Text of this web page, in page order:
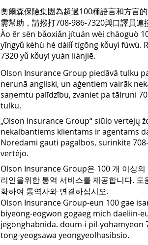
奧爾森保險集團為超過100種語言和方言
需幫助，請撥打708-986-7320與口譯員連
Ào ěr sēn bǎoxiǎn jítuán wèi chāoguò
yīngyǔ kèhù hé dàilǐ tígōng kǒuyì fúwù.
7320 yǔ kǒuyì yuán liánjiē.
Olson Insurance Group piedāvā tulku
nerunā angliski, un aģentiem vairāk
saņemtu palīdzību, zvaniet pa tālruni
tulku.
„Olson Insurance Group“ siūlo vertėjų
nekalbantiems klientams ir agentams
Norėdami gauti pagalbos, surinkite
vertėjo.
Olson Insurance Group은 100 개 이상의
리인을위한 통역 서비스를 제공합니다.
화하여 통역사와 연결하십시오.
Olson Insurance Group-eun 100 gae
biyeong-eogwon gogaeg mich daeliin-
jegonghabnida. doum-i pil-yohamyeon
tong-yeogsawa yeongyeolhasibsio.